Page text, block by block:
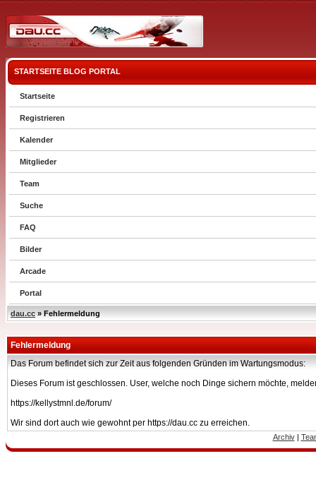
STARTSEITE BLOG PORTAL
Startseite
Registrieren
Kalender
Mitglieder
Team
Suche
FAQ
Bilder
Arcade
Portal
dau.cc » Fehlermeldung
Fehlermeldung
Das Forum befindet sich zur Zeit aus folgenden Gründen im Wartungsmodus:
Dieses Forum ist geschlossen. User, welche noch Dinge sichern möchte,
https://kellystmnl.de/forum/
Wir sind dort auch wie gewohnt per https://dau.cc zu erreichen.
Archiv|